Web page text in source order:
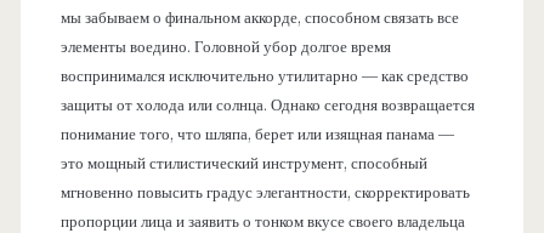
мы забываем о финальном аккорде, способном связать все
элементы воедино. Головной убор долгое время
воспринимался исключительно утилитарно — как средство
защиты от холода или солнца. Однако сегодня возвращается
понимание того, что шляпа, берет или изящная панама —
это мощный стилистический инструмент, способный
мгновенно повысить градус элегантности, скорректировать
пропорции лица и заявить о тонком вкусе своего владельца